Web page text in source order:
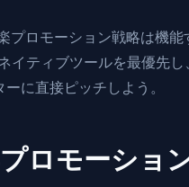
プロモーション戦略は機
イティブツールを最優先
に直接ピッチしよう。
ロモーショ